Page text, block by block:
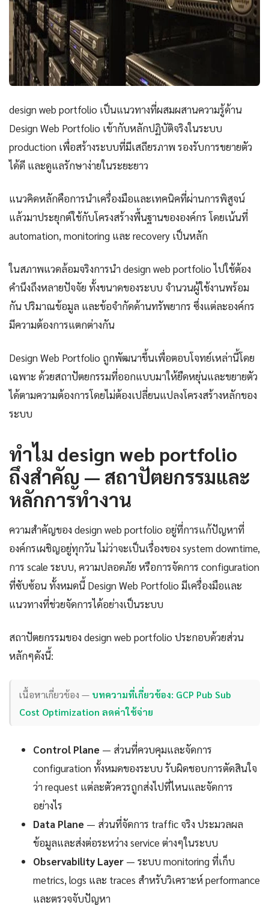
design web portfolio เป็นแนวทางที่ผสมผสานความรู้ด้าน
Design Web Portfolio เข้ากับหลักปฏิบัติจริงในระบบ
production เพื่อสร้างระบบที่มีเสถียรภาพ รองรับการขยายตัว
ได้ดี และดูแลรักษาง่ายในระยะยาว
แนวคิดหลักคือการนำเครื่องมือและเทคนิคที่ผ่านการพิสูจน์
แล้วมาประยุกต์ใช้กับโครงสร้างพื้นฐานขององค์กร โดยเน้นที่
automation, monitoring และ recovery เป็นหลัก
ในสภาพแวดล้อมจริงการนำ design web portfolio ไปใช้ต้อง
คำนึงถึงหลายปัจจัย ทั้งขนาดของระบบ จำนวนผู้ใช้งานพร้อม
กัน ปริมาณข้อมูล และข้อจำกัดด้านทรัพยากร ซึ่งแต่ละองค์กร
มีความต้องการแตกต่างกัน
Design Web Portfolio ถูกพัฒนาขึ้นเพื่อตอบโจทย์เหล่านี้โดย
เฉพาะ ด้วยสถาปัตยกรรมที่ออกแบบมาให้ยืดหยุ่นและขยายตัว
ได้ตามความต้องการโดยไม่ต้องเปลี่ยนแปลงโครงสร้างหลักของ
ระบบ
ทำไม design web portfolio
ถึงสำคัญ — สถาปัตยกรรมและ
หลักการทำงาน
ความสำคัญของ design web portfolio อยู่ที่การแก้ปัญหาที่
องค์กรเผชิญอยู่ทุกวัน ไม่ว่าจะเป็นเรื่องของ system downtime,
การ scale ระบบ, ความปลอดภัย หรือการจัดการ configuration
ที่ซับซ้อน ทั้งหมดนี้ Design Web Portfolio มีเครื่องมือและ
แนวทางที่ช่วยจัดการได้อย่างเป็นระบบ
สถาปัตยกรรมของ design web portfolio ประกอบด้วยส่วน
หลักๆดังนี้:
เนื้อหาเกี่ยวข้อง — บทความที่เกี่ยวข้อง: GCP Pub Sub
Cost Optimization ลดค่าใช้จ่าย
Control Plane — ส่วนที่ควบคุมและจัดการ
configuration ทั้งหมดของระบบ รับผิดชอบการตัดสินใจ
ว่า request แต่ละตัวควรถูกส่งไปที่ไหนและจัดการ
อย่างไร
Data Plane — ส่วนที่จัดการ traffic จริง ประมวลผล
ข้อมูลและส่งต่อระหว่าง service ต่างๆในระบบ
Observability Layer — ระบบ monitoring ที่เก็บ
metrics, logs และ traces สำหรับวิเคราะห์ performance
และตรวจจับปัญหา